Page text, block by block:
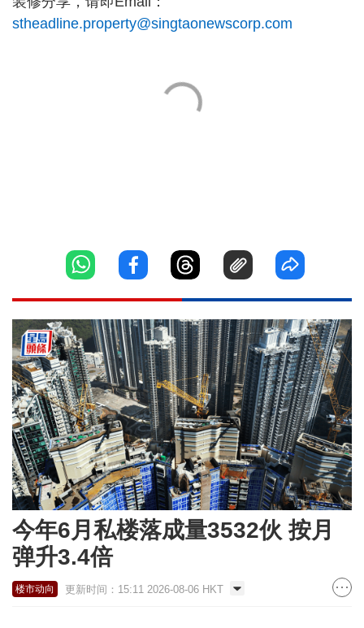
stheadline.property@singtaonewscorp.com
今年6月私楼落成量3532伙 按月
弹升3.4倍
楼市动向 更新时间：15:11 2026-08-06 HKT